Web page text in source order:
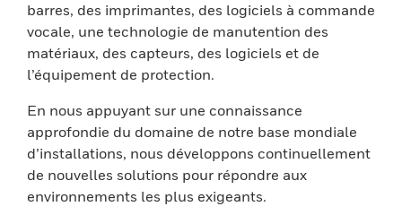
barres, des imprimantes, des logiciels à commande
vocale, une technologie de manutention des
matériaux, des capteurs, des logiciels et de
l’équipement de protection.
En nous appuyant sur une connaissance
approfondie du domaine de notre base mondiale
d’installations, nous développons continuellement
de nouvelles solutions pour répondre aux
environnements les plus exigeants.